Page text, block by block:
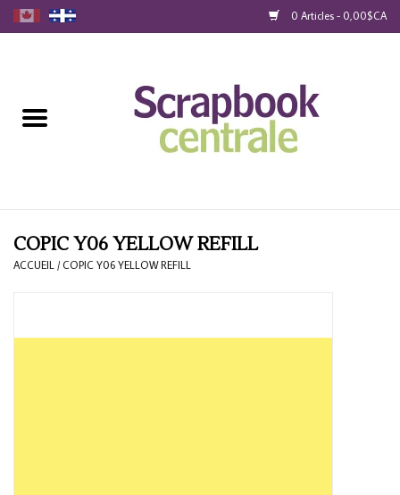
0 Articles - 0,00$CA
Fidélité
Cartes-Cadeau
COPIC Y06 YELLOW REFILL
ACCUEIL / COPIC Y06 YELLOW REFILL